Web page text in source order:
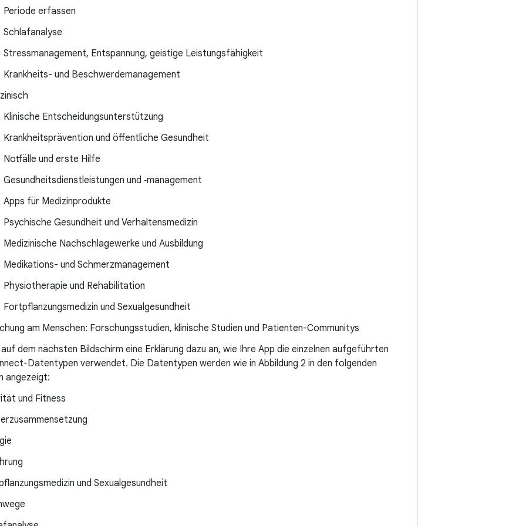
Periode erfassen
Schlafanalyse
Stressmanagement, Entspannung, geistige Leistungsfähigkeit
Krankheits- und Beschwerdemanagement
Klinische Entscheidungsunterstützung
Krankheitsprävention und öffentliche Gesundheit
Notfälle und erste Hilfe
Gesundheitsdienstleistungen und ‑management
Apps für Medizinprodukte
Psychische Gesundheit und Verhaltensmedizin
Medizinische Nachschlagewerke und Ausbildung
Medikations- und Schmerzmanagement
Physiotherapie und Rehabilitation
Fortpflanzungsmedizin und Sexualgesundheit
am Menschen: Forschungsstudien, klinische Studien und Patienten-Communitys
dem nächsten Bildschirm eine Erklärung dazu an, wie Ihre App die einzelnen aufgeführten
Datentypen verwendet. Die Datentypen werden wie in Abbildung 2 in den folgenden
angezeigt:
und Fitness
und Sexualgesundheit